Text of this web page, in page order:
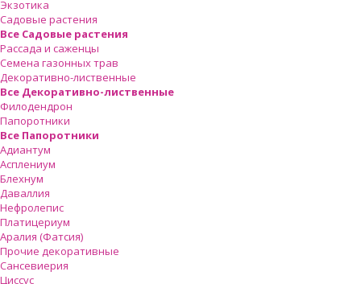
Экзотика
Садовые растения
Все Садовые растения
Рассада и саженцы
Семена газонных трав
Декоративно-лиственные
Все Декоративно-лиственные
Филодендрон
Папоротники
Все Папоротники
Адиантум
Асплениум
Блехнум
Даваллия
Нефролепис
Платицериум
Аралия (Фатсия)
Прочие декоративные
Сансевиерия
Циссус